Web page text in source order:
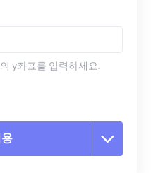
y좌표를 입력하세요.